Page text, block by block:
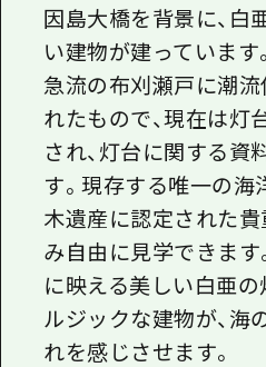
ユニバーサ
ガイドブック
広島県の魅
よくあるご
メディア掲
フォトダウ
関連リンク
因島大橋を背景に、白
い建物が建っています
急流の布刈瀬戸に潮
れたもので、現在は灯
され、灯台に関する資
す。現存する唯一の
木遺産に認定された貴
み自由に見学できま
に映える美しい白亜の
ルジックな建物が、海
れを感じさせます。